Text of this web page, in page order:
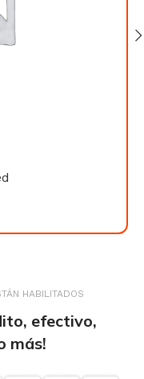
HABILITADOS
efectivo,
más!